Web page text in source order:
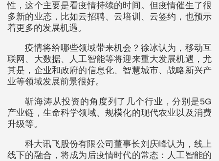
性，这个主要是看疫情持续的时间。但疫情催生了很
多新的业态，比如云招聘、云培训、云签约，也预示
着更多的发展机遇。
疫情将给哪些领域带来机会？徐冰认为，移动互
联网、大数据、人工智能等将迎来重大发展机遇，尤
其是，企业和政府的信息化、智慧城市、战略新兴产
业等领域发展前景很好。
靳海涛从投资的角度列了几个行业，分别是5G
产业链，生命科学领域、规模化的现代农业以及消费
升级等。
科大讯飞股份有限公司董事长刘庆峰认为，线上
线下的融合，将成为后疫情时代的常态：人工智能的